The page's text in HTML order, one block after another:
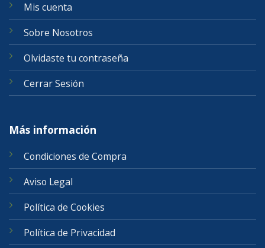
Mis cuenta
Sobre Nosotros
Olvidaste tu contraseña
Cerrar Sesión
Más información
Condiciones de Compra
Aviso Legal
Política de Cookies
Política de Privacidad